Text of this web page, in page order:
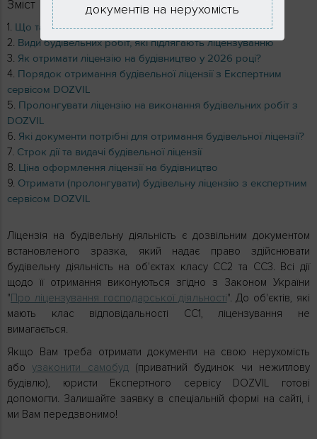
Зміст
Що таке ліцензування?
Види будівельних робіт, які підлягають ліцензуванню
Як отримати ліцензію на будівництво у 2026 році?
Порядок отримання будівельної ліцензії з Експертним
сервісом DOZVIL
Пролонгувати ліцензію на виконання будівельних робіт з
DOZVIL
Які документи потрібні для отримання будівельної ліцензії?
Строк дії та видачі будівельної ліцензії
Ціна оформлення ліцензії на будівництво
Отримати (пролонгувати) будівельну ліцензію з експертним
сервісом DOZVIL
Ліцензія на будівельну діяльність є дозвільним документом
встановленого зразка, який надає право здійснювати
будівельну діяльність на об'єктах класу СС2 та СС3. Всі дії
щодо її отримання виконуються згідно з Законом України
"Про ліцензування господарської діяльності". До об'єктів, які
мають клас відповідальності СС1, ліцензування не
вимагається.
Якщо Вам треба отримати документи на свою нерухомість
абоузаконити самобуд(приватний будинок чи нежитлову
будівлю), юристи Експертного сервісу DOZVIL готові
допомогти. Залишайте заявку в спеціальній формі на сайті, і
ми Вам передзвонимо!
документів на нерухомість